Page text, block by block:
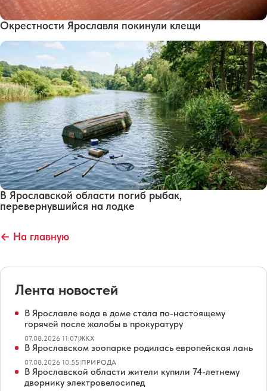
Окрестности Ярославля покинули клещи
В Ярославской области погиб рыбак,
перевернувшийся на лодке
← На главную
Лента новостей
В Ярославле вода в доме стала по-настоящему
горячей после жалобы в прокуратуру
07.08.2026 11:07|ЖКХ
В Ярославском зоопарке родилась европейская лань
07.08.2026 10:55|ПРИРОДА
В Ярославской области жители купили 74-летнему
дворнику электровелосипед